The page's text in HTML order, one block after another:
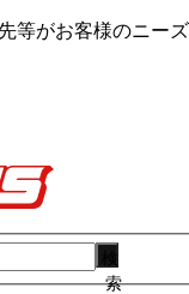
等がお客様のニー
索